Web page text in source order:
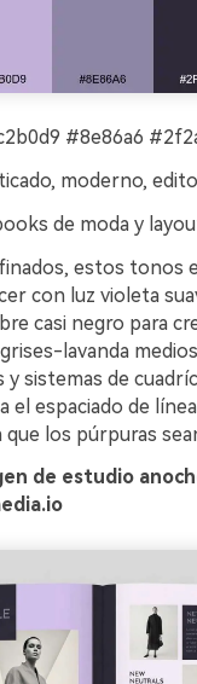
#8e86a6
moderno,
de moda y
estos tonos
con luz violeta
casi negro para
lavanda
sistemas de
el espaciado de
que los púrpuras
de estudio